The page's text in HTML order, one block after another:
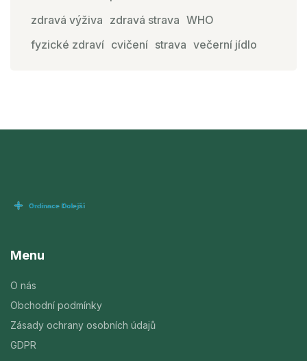
zdravá výživa zdravá strava WHO
fyzické zdraví cvičení strava večerní jídlo
Menu
O nás
Obchodní podmínky
Zásady ochrany osobních údajů
GDPR